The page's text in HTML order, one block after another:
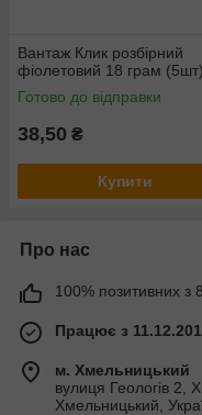
Вантаж Клик розбірний
фіолетовий 18 грам (5шт)
Готово до відправки
38,50 ₴
Купити
Про нас
100% позитивних з
Працює з
м. Хмельницький
вулиця Геологів 2,
Хмельницький,